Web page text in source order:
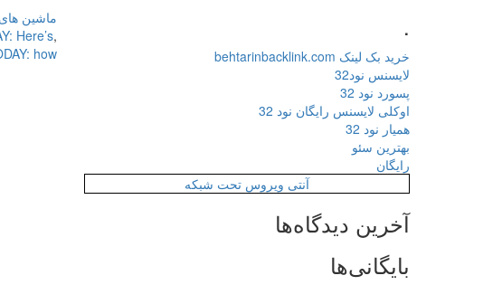
ماشین
Here’s,
how.
.
خرید بک لینک behtarinbacklink.com
لایسنس نود32
پسورد نود 32
اوکلی لایسنس رایگان نود 32
همیار نود 32
بهترین سئو
رایگان
آنتی ویروس تحت شبکه
آخرین دیدگاه‌ها
بایگانی‌ها